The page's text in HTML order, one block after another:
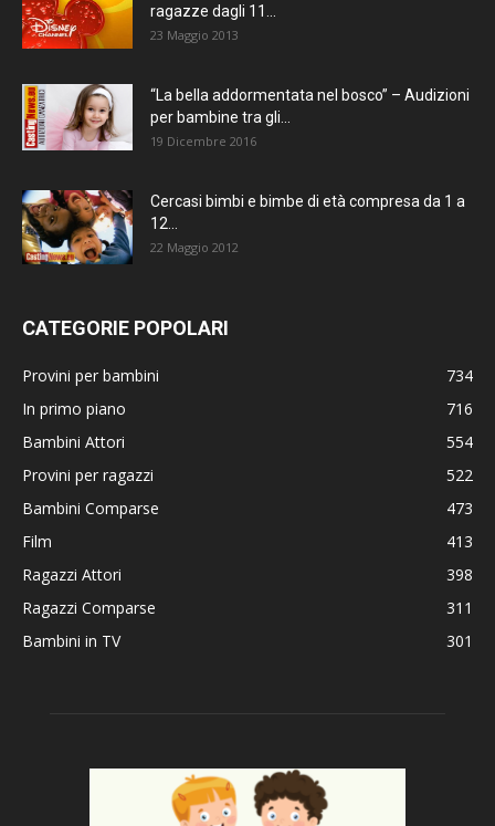
ragazze dagli 11...
23 Maggio 2013
“La bella addormentata nel bosco” – Audizioni
per bambine tra gli...
19 Dicembre 2016
Cercasi bimbi e bimbe di età compresa da 1 a
12...
22 Maggio 2012
CATEGORIE POPOLARI
Provini per bambini
734
In primo piano
716
Bambini Attori
554
Provini per ragazzi
522
Bambini Comparse
473
Film
413
Ragazzi Attori
398
Ragazzi Comparse
311
Bambini in TV
301